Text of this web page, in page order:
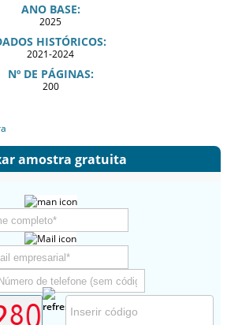
ANO BASE:
2025
HISTÓRICOS:
2021-2024
Nº DE PÁGINAS:
200
amostra gratuita